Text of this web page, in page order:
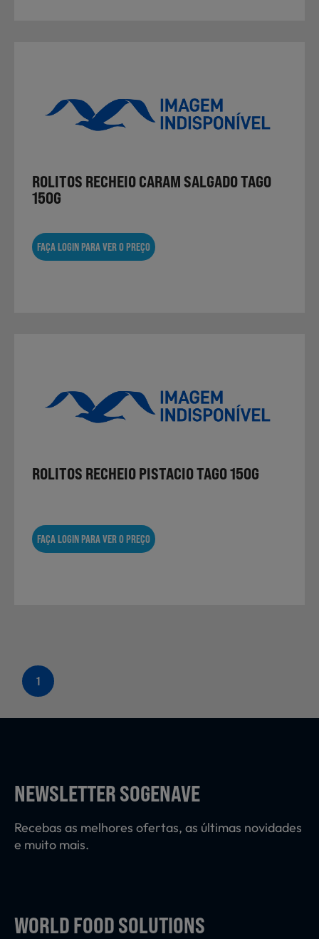
ROLITOS RECHEIO CARAM SALGADO TAGO
150G
FAÇA LOGIN PARA VER O PREÇO
ROLITOS RECHEIO PISTACIO TAGO 150G
FAÇA LOGIN PARA VER O PREÇO
1
NEWSLETTER SOGENAVE
Recebas as melhores ofertas, as últimas novidades
e muito mais.
WORLD FOOD SOLUTIONS